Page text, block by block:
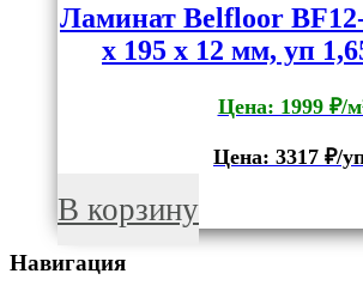
Ламинат Belfloor
x 195 x 12 мм, уп
Цена: 1999 ₽/
Цена: 3317 ₽/
В корзину
Навигация